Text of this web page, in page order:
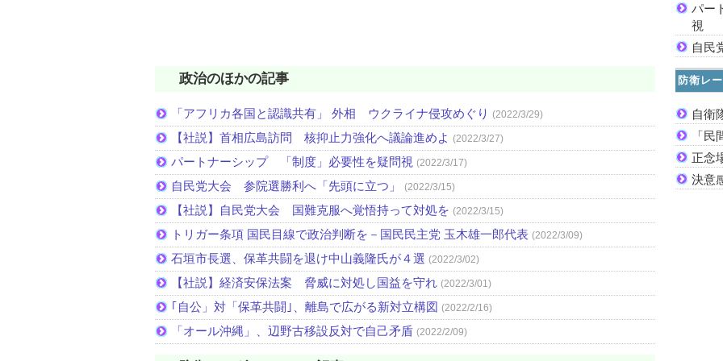
政治のほかの記事
「アフリカ各国と認識共有」 外相 ウクライナ侵攻めぐり (2022/3/29)
【社説】首相広島訪問 核抑止力強化へ議論進めよ (2022/3/27)
パートナーシップ 「制度」必要性を疑問視 (2022/3/17)
自民党大会 参院選勝利へ「先頭に立つ」 (2022/3/15)
【社説】自民党大会 国難克服へ覚悟持って対処を (2022/3/15)
トリガー条項 国民目線で政治判断を－国民民主党 玉木雄一郎代表 (2022/3/09)
石垣市長選、保革共闘を退け中山義隆氏が４選 (2022/3/02)
【社説】経済安保法案 脅威に対処し国益を守れ (2022/3/01)
｢自公」対「保革共闘｣、離島で広がる新対立構図 (2022/2/16)
「オール沖縄」、辺野古移設反対で自己矛盾 (2022/2/09)
パー
視
自民
防衛レ
自衛
「
正念
決意